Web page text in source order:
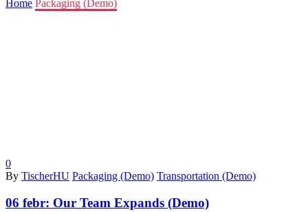
Home Packaging (Demo)
0
By TischerHU Packaging (Demo) Transportation (Demo)
06 febr: Our Team Expands (Demo)